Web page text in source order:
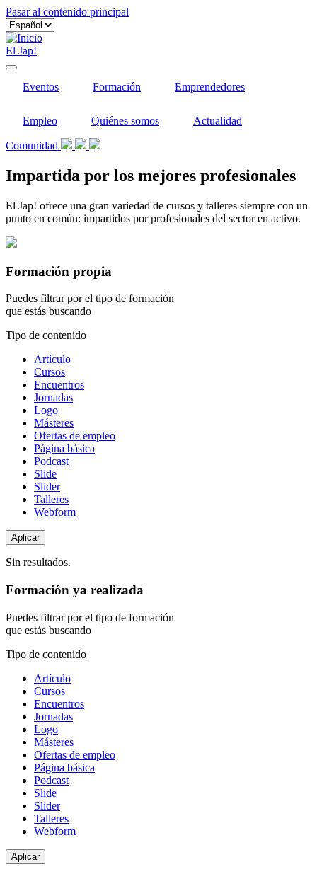
Pasar al contenido principal
El Jap!
Eventos Formación Emprendedores
Empleo Quiénes somos Actualidad
Comunidad
Impartida por los mejores profesionales
El Jap! ofrece una gran variedad de cursos y talleres siempre con un
punto en común: impartidos por profesionales del sector en activo.
Formación propia
Puedes filtrar por el tipo de formación
que estás buscando
Tipo de contenido
Artículo
Cursos
Encuentros
Jornadas
Logo
Másteres
Ofertas de empleo
Página básica
Podcast
Slide
Slider
Talleres
Webform
Sin resultados.
Formación ya realizada
Puedes filtrar por el tipo de formación
que estás buscando
Tipo de contenido
Artículo
Cursos
Encuentros
Jornadas
Logo
Másteres
Ofertas de empleo
Página básica
Podcast
Slide
Slider
Talleres
Webform